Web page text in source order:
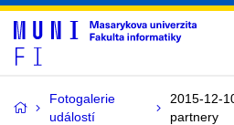
Fotogalerie
událostí
2015-12-
partnery